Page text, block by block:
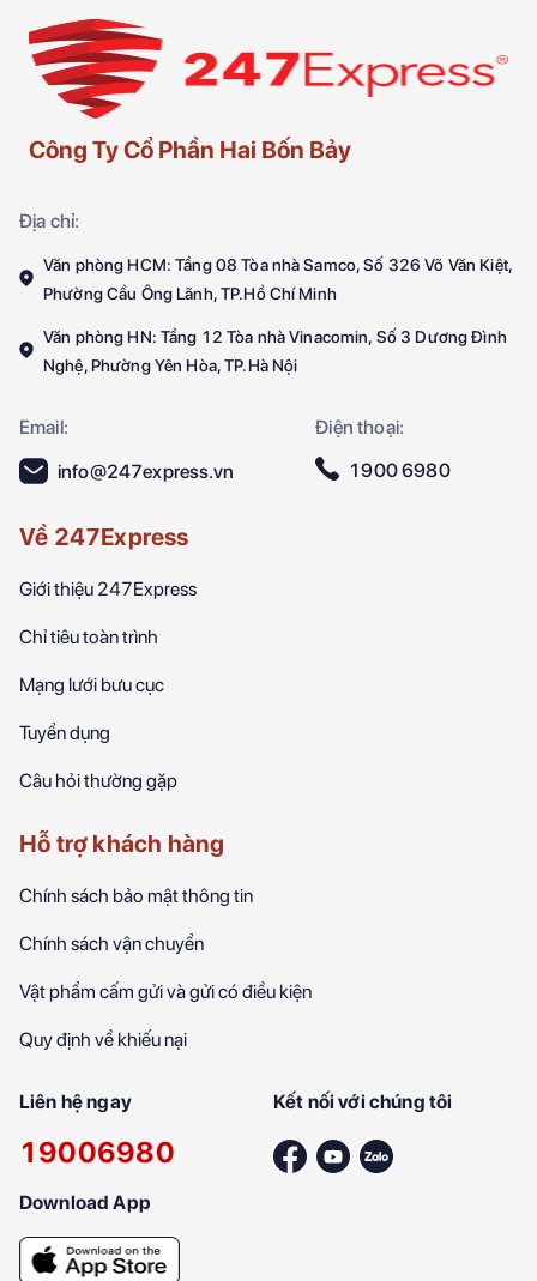
Công Ty Cổ Phần Hai Bốn Bảy
Địa chỉ:
Văn phòng HCM: Tầng 08 Tòa nhà Samco, Số 326 Võ Văn Kiệt,
Phường Cầu Ông Lãnh, TP.Hồ Chí Minh
Văn phòng HN: Tầng 12 Tòa nhà Vinacomin, Số 3 Dương Đình
Nghệ, Phường Yên Hòa, TP.Hà Nội
Email:
Điện thoại:
info@247express.vn
1900 6980
Về 247Express
Giới thiệu 247Express
Chỉ tiêu toàn trình
Mạng lưới bưu cục
Tuyển dụng
Câu hỏi thường gặp
Hỗ trợ khách hàng
Chính sách bảo mật thông tin
Chính sách vận chuyển
Vật phẩm cấm gửi và gửi có điều kiện
Quy định về khiếu nại
Liên hệ ngay
19006980
Kết nối với chúng tôi
Download App